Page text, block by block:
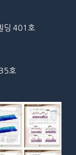
딩 401호
호